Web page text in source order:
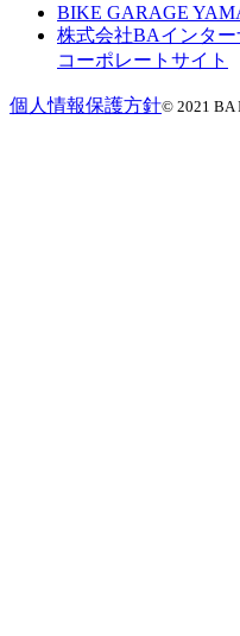
BIKE GARAGE
株式会社BAインタ
コーポレートサイト
個人情報保護方針© 2021 BA